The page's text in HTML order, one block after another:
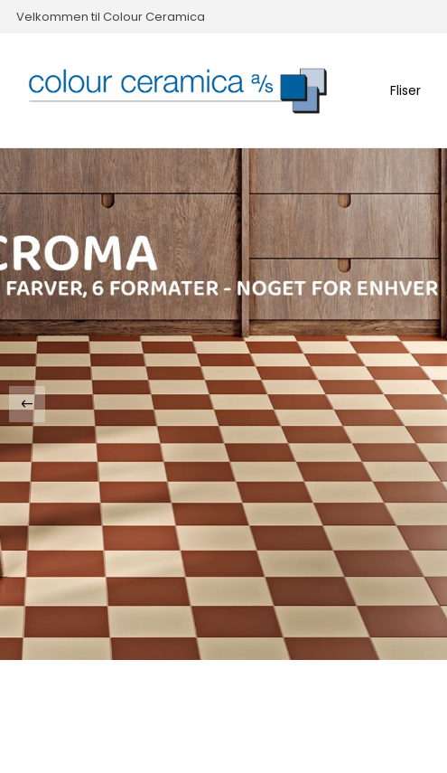
Velkommen til Colour Ceramica
Fliser